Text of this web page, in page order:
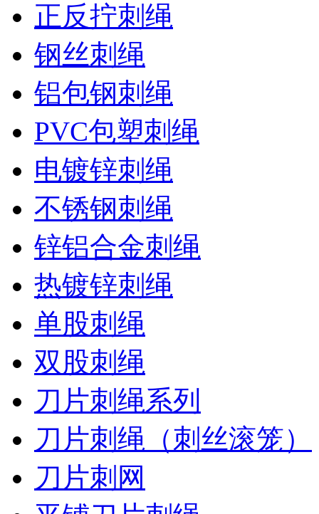
正反拧刺绳
钢丝刺绳
铝包钢刺绳
PVC包塑刺绳
电镀锌刺绳
不锈钢刺绳
锌铝合金刺绳
热镀锌刺绳
单股刺绳
双股刺绳
刀片刺绳系列
刀片刺绳（刺丝滚笼）
刀片刺网